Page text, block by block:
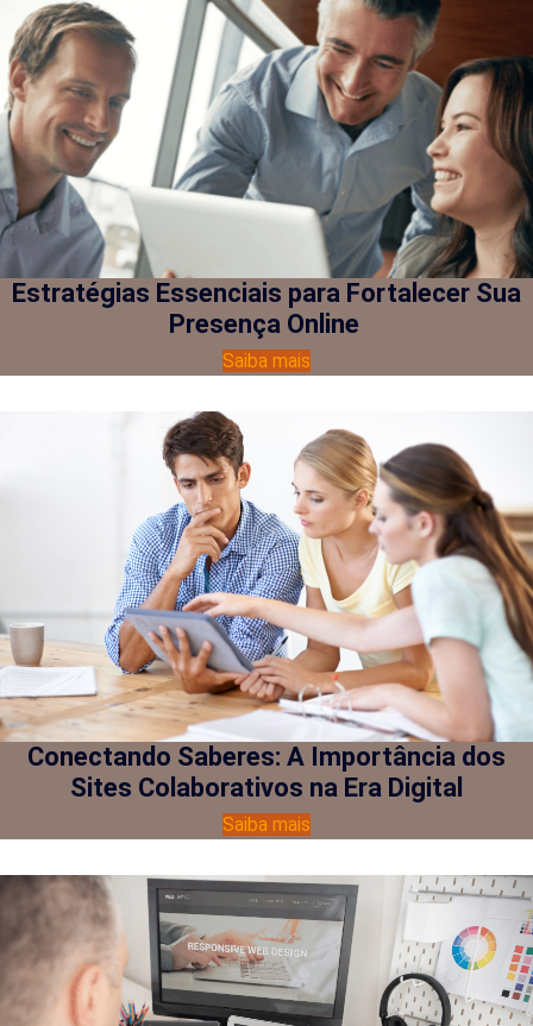
Estratégias Essenciais para Fortalecer Sua
Presença Online
Saiba mais
Conectando Saberes: A Importância dos
Sites Colaborativos na Era Digital
Saiba mais